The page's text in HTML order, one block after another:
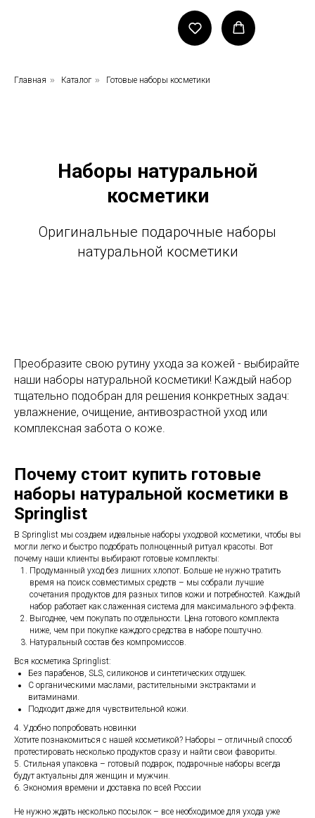
Главная » Каталог » Готовые наборы косметики
Наборы натуральной
косметики
Оригинальные подарочные наборы
натуральной косметики
Преобразите свою рутину ухода за кожей - выбирайте
наши наборы натуральной косметики! Каждый набор
тщательно подобран для решения конкретных задач:
увлажнение, очищение, антивозрастной уход или
комплексная забота о коже.
Почему стоит купить готовые
наборы натуральной косметики в
Springlist
В Springlist мы создаем идеальные наборы уходовой косметики, чтобы вы
могли легко и быстро подобрать полноценный ритуал красоты. Вот
почему наши клиенты выбирают готовые комплекты:
Продуманный уход без лишних хлопот. Больше не нужно тратить
время на поиск совместимых средств – мы собрали лучшие
сочетания продуктов для разных типов кожи и потребностей. Каждый
набор работает как слаженная система для максимального эффекта.
Выгоднее, чем покупать по отдельности. Цена готового комплекта
ниже, чем при покупке каждого средства в наборе поштучно.
Натуральный состав без компромиссов.
Вся косметика Springlist:
Без парабенов, SLS, силиконов и синтетических отдушек.
С органическими маслами, растительными экстрактами и
витаминами.
Подходит даже для чувствительной кожи.
4. Удобно попробовать новинки
Хотите познакомиться с нашей косметикой? Наборы – отличный способ
протестировать несколько продуктов сразу и найти свои фавориты.
5. Стильная упаковка – готовый подарок, подарочные наборы всегда
будут актуальны для женщин и мужчин.
6. Экономия времени и доставка по всей России
Не нужно ждать несколько посылок – все необходимое для ухода уже